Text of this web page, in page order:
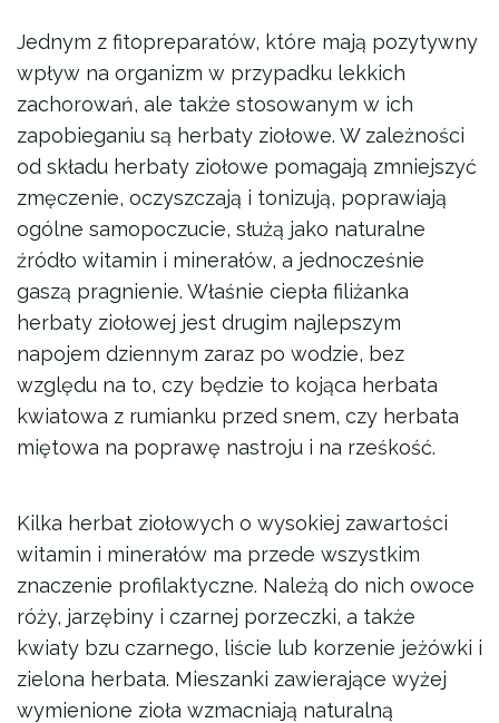
Jednym z fitopreparatów, które mają pozytywny
wpływ na organizm w przypadku lekkich
zachorowań, ale także stosowanym w ich
zapobieganiu są herbaty ziołowe. W zależności
od składu herbaty ziołowe pomagają zmniejszyć
zmęczenie, oczyszczają i tonizują, poprawiają
ogólne samopoczucie, służą jako naturalne
źródło witamin i minerałów, a jednocześnie
gaszą pragnienie. Właśnie ciepła filiżanka
herbaty ziołowej jest drugim najlepszym
napojem dziennym zaraz po wodzie, bez
względu na to, czy będzie to kojąca herbata
kwiatowa z rumianku przed snem, czy herbata
miętowa na poprawę nastroju i na rześkość.
Kilka herbat ziołowych o wysokiej zawartości
witamin i minerałów ma przede wszystkim
znaczenie profilaktyczne. Należą do nich owoce
róży, jarzębiny i czarnej porzeczki, a także
kwiaty bzu czarnego, liście lub korzenie jeżówki i
zielona herbata. Mieszanki zawierające wyżej
wymienione zioła wzmacniają naturalną